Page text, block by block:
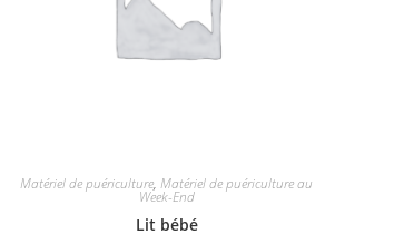
Matériel de puériculture,Matériel de puériculture au
Week-End
Lit bébé